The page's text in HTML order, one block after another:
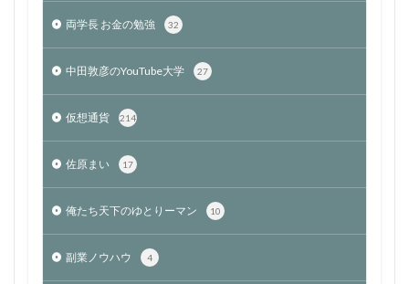
両学長 お金の勉強 32
中田敦彦のYouTube大学 27
仮想通貨 214
佐原まい 17
俺たち天下のゆとりーマン 10
副業ノウハウ 4